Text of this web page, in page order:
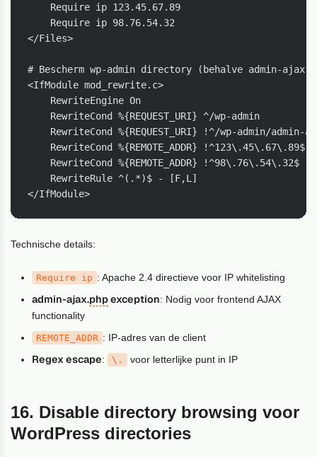
    Require ip 123.45.67.89
    Require ip 98.76.54.32
</Files>
# Bescherm wp-admin directory (behalve admin-
<IfModule mod_rewrite.c>
    RewriteEngine On
    RewriteCond %{REQUEST_URI} ^/wp-admin
RewriteCond %{REQUEST_URI} !^/wp-admin/admin-
    RewriteCond %{REMOTE_ADDR} !^123\.45\.67\.89$
    RewriteCond %{REMOTE_ADDR} !^98\.76\.54\.32$
    RewriteRule ^(.*)$ - [F,L]
</IfModule>
Technische details:
Require ip : Apache 2.4 directieve voor IP whitelisting
admin-ajax.phpexception: Nodig voor frontend AJAX
functionality
REMOTE_ADDR : IP-adres van de client
Regex escape: \. voor letterlijke punt in IP
16. Disable directory browsing voor
WordPress directories